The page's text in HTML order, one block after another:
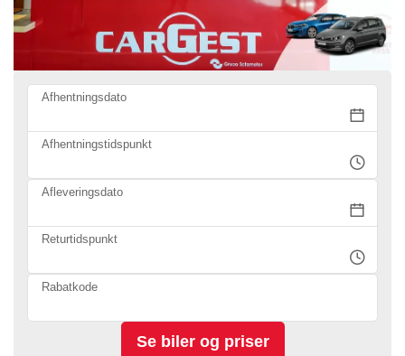
Afhentningsdato
Afhentningstidspunkt
Afleveringsdato
Returtidspunkt
Rabatkode